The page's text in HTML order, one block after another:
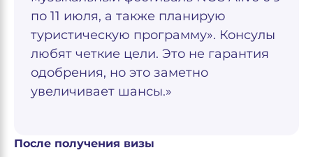
по 11 июля, а также планирую
туристическую программу». Консулы
любят четкие цели. Это не гарантия
одобрения, но это заметно
увеличивает шансы.»
После получения визы